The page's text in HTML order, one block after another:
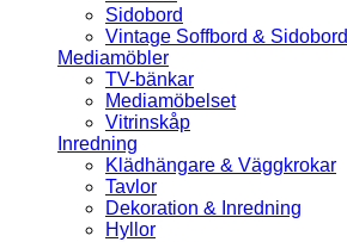
Sidobord
Vintage Soffbord & Sidobord
Mediamöbler
TV-bänkar
Mediamöbelset
Vitrinskåp
Inredning
Klädhängare & Väggkrokar
Tavlor
Dekoration & Inredning
Hyllor